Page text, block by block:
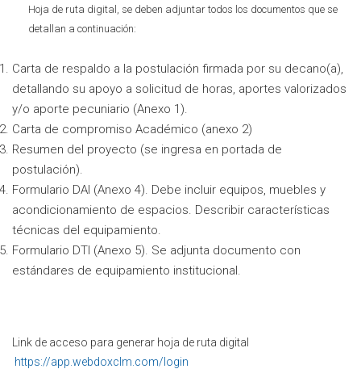
Hoja de ruta digital, se deben adjuntar todos los documentos que se
detallan a continuación:
Carta de respaldo a la postulación firmada por su decano(a),
detallando su apoyo a solicitud de horas, aportes valorizados
y/o aporte pecuniario (Anexo 1).
Carta de compromiso Académico (anexo 2)
Resumen del proyecto (se ingresa en portada de
postulación).
Formulario DAI (Anexo 4). Debe incluir equipos, muebles y
acondicionamiento de espacios. Describir características
técnicas del equipamiento.
Formulario DTI (Anexo 5). Se adjunta documento con
estándares de equipamiento institucional.
Link de acceso para generar hoja de ruta digital
https://app.webdoxclm.com/login